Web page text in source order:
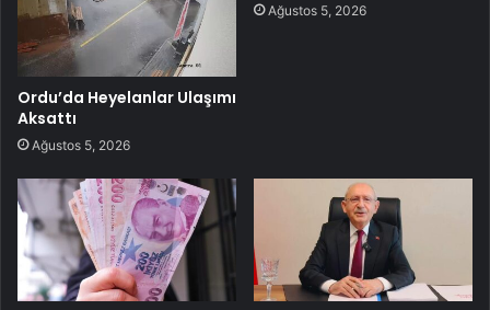
Ordu’da Heyelanlar Ulaşımı
Aksattı
Ağustos 5, 2026
Ağustos 5, 2026